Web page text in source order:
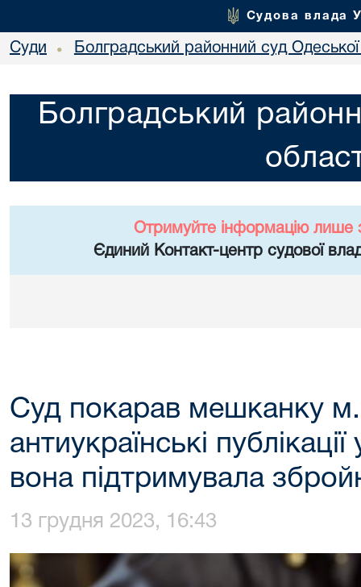
Судова влада
Суди • Болградський районний суд Одеської
Болградський
Отримуйте інформацію лише
Єдиний Контакт-центр судової
Суд покарав мешканку
антиукраїнські
вона підтримувала
13 грудня 2023, 16:43